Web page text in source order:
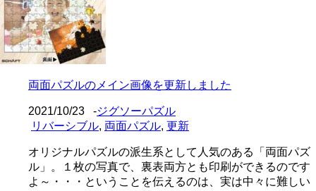
両面パズルのメイン画像を更新しました
2021/10/23 -ジグソーパズル
リバーシブル, 両面パズル, 更新
オリジナルパズルの派生系として人気のある「両面パズ
ル」。１枚の写真で、裏表両方とも印刷ができるのです
よ～・・・ということを伝えるのは、実は中々に難しい